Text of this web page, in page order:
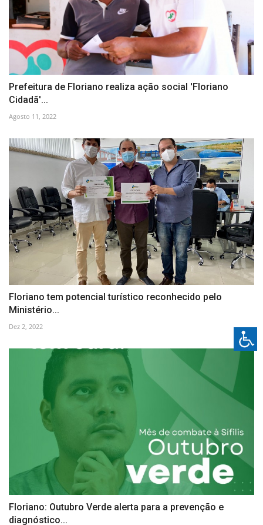
Prefeitura de Floriano realiza ação social 'Floriano
Cidadã'...
Agosto 11, 2022
Floriano tem potencial turístico reconhecido pelo
Ministério...
Dez 2, 2022
Floriano: Outubro Verde alerta para a prevenção e
diagnóstico...